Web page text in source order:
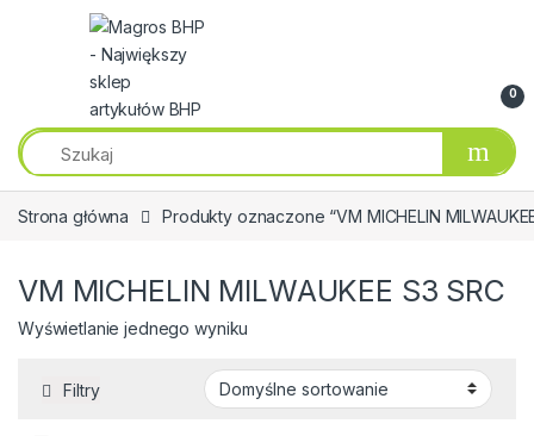
Przejdź do nawigacji
Przeskocz do treści
0
Strona główna Produkty oznaczone “VM MICHELIN
VM MICHELIN MILWAUKEE S3 SRC
Wyświetlanie jednego wyniku
Filtry